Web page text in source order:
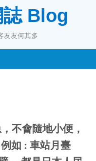
誌 Blog
友友何其多
不會隨地小便，
如 :車站月臺